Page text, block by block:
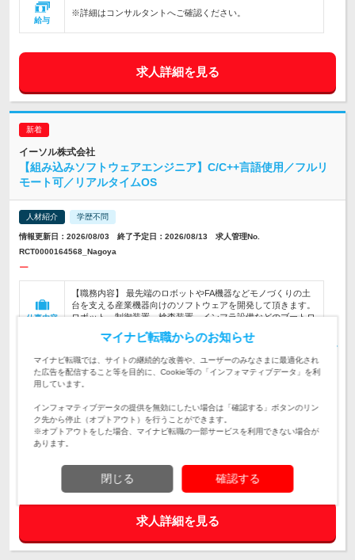
給与
※詳細はコンサルタントへご確認ください。
求人詳細を見る
イーソル株式会社
【組み込みソフトウェアエンジニア】C/C++言語使用／フルリ
モート可／リアルタイムOS
人材紹介 学歴不問
情報更新日：2026/08/03 終了予定日：2026/08/13 求人管理No.
RCT0000164568_Nagoya
ー
仕事内容
【職務内容】 最先端のロボットやFA機器などモノづくりの土
台を支える産業機器向けのソフトウェアを開発して頂きます。
ロボット、制御装置、検査装置、インフラ設備などのブートロ
対象と
なる方
＜求めるスキル、経験【必須】＞ ・C言語またはC++での開発
経験が3年以上ある方 ・リアルタイムOS環境での組込開発経
験が3年以上ある方 ＜求めるマインド【必須】＞ ・常に最新の
情報をキャ…
勤務地
日本全国どこでも。
求人詳細を見る
マイナビ転職からのお知らせ
マイナビ転職では、サイトの継続的な改善や、ユーザーのみなさまに最適化され
た広告を配信すること等を目的に、Cookie等の「インフォマティブデータ」を利
用しています。
インフォマティブデータの提供を無効にしたい場合は「確認する」ボタンのリン
ク先から停止（オプトアウト）を行うことができます。
※オプトアウトをした場合、マイナビ転職の一部サービスを利用できない場合が
あります。
閉じる 確認する